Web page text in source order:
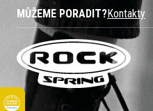
MŮŽEME PORADIT?Kontakty